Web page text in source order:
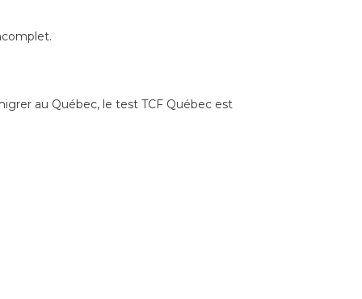
au Québec, le test TCF Québec est